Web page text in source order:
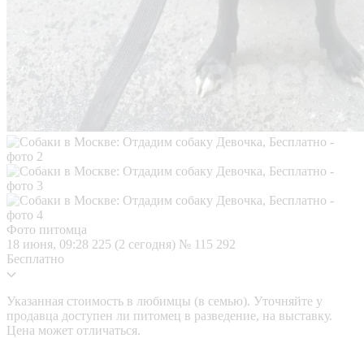
Фото питомца
18 июня, 09:28 225 (2 сегодня) № 115 292
Бесплатно
Указанная стоимость в любимцы (в семью). Уточняйте у
продавца доступен ли питомец в разведение, на выставку.
Цена может отличаться.